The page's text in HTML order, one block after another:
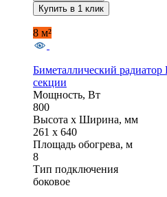
Купить в 1 клик
8 м²
Биметаллический радиатор
секции
Мощность, Вт
800
Высота x Ширина, мм
261 x 640
Площадь обогрева, м
8
Тип подключения
боковое